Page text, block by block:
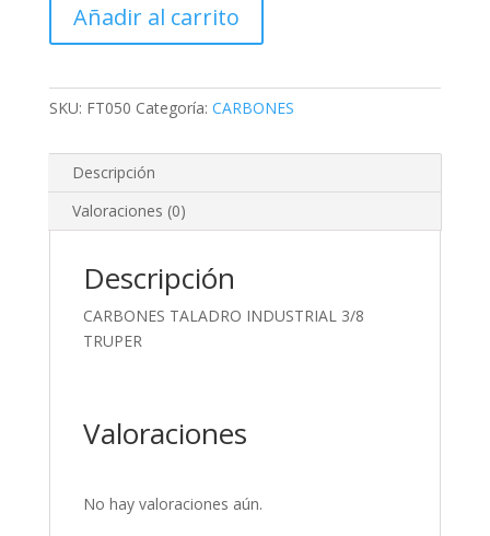
TRUPER
Añadir al carrito
SKU: FT050 Categoría: CARBONES
Descripción
Valoraciones (0)
Descripción
CARBONES TALADRO INDUSTRIAL 3/8
TRUPER
Valoraciones
No hay valoraciones aún.